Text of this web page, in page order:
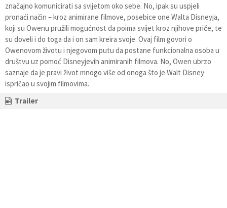
značajno komunicirati sa svijetom oko sebe. No, ipak su uspjeli
pronaći način – kroz animirane filmove, posebice one Walta Disneyja,
koji su Owenu pružili mogućnost da poima svijet kroz njihove priče, te
su doveli i do toga da i on sam kreira svoje. Ovaj film govori o
Owenovom životu i njegovom putu da postane funkcionalna osoba u
društvu uz pomoć Disneyjevih animiranih filmova. No, Owen ubrzo
saznaje da je pravi život mnogo više od onoga što je Walt Disney
ispričao u svojim filmovima.
Trailer